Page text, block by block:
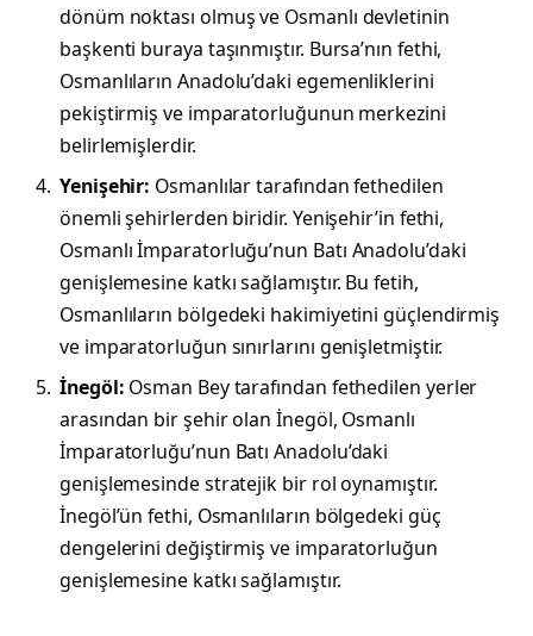
dönüm noktası olmuş ve Osmanlı devletinin
başkenti buraya taşınmıştır. Bursa’nın fethi,
Osmanlıların Anadolu’daki egemenliklerini
pekiştirmiş ve imparatorluğunun merkezini
belirlemişlerdir.
Yenişehir: Osmanlılar tarafından fethedilen
önemli şehirlerden biridir. Yenişehir’in fethi,
Osmanlı İmparatorluğu’nun Batı Anadolu’daki
genişlemesine katkı sağlamıştır. Bu fetih,
Osmanlıların bölgedeki hakimiyetini güçlendirmiş
ve imparatorluğun sınırlarını genişletmiştir.
İnegöl: Osman Bey tarafından fethedilen yerler
arasından bir şehir olan İnegöl, Osmanlı
İmparatorluğu’nun Batı Anadolu’daki
genişlemesinde stratejik bir rol oynamıştır.
İnegöl’ün fethi, Osmanlıların bölgedeki güç
dengelerini değiştirmiş ve imparatorluğun
genişlemesine katkı sağlamıştır.